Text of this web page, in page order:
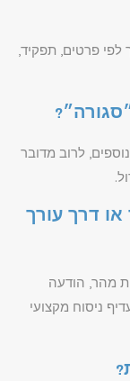
לפי פרטים, תפקיד,
לרוב מדובר
דרך עורך
מהר, הודעה
ניסוח מקצועי